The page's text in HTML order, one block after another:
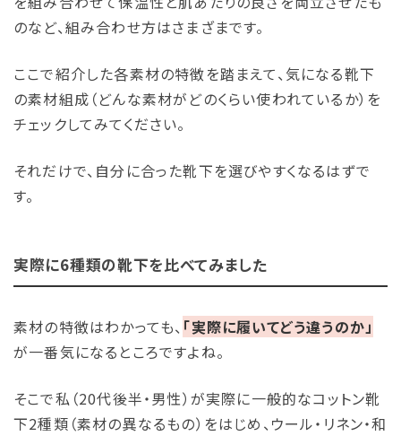
のなど、組み合わせ方はさまざまです。
ここで紹介した各素材の特徴を踏まえて、気になる靴下
の素材組成（どんな素材がどのくらい使われているか）を
チェックしてみてください。
それだけで、自分に合った靴下を選びやすくなるはずで
す。
実際に6種類の靴下を比べてみました
素材の特徴はわかっても、 「実際に履いてどう違うのか」
が一番気になるところですよね。
そこで私（20代後半・男性）が実際に一般的なコットン靴
下2種類（素材の異なるもの）をはじめ、ウール・リネン・和